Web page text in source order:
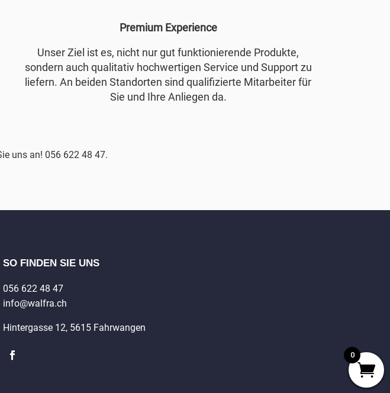
Premium Experience
Unser Ziel ist es, nicht nur gut funktionierende Produkte,
sondern auch qualitativ hochwertigen Service und Support zu
liefern. An beiden Standorten sind qualifizierte Mitarbeiter für
Sie und Ihre Anliegen da.
uns an! 056 622 48 47.
SO FINDEN SIE UNS
056 622 48 47
info@walfra.ch
Hintergasse 12, 5615 Fahrwangen
0